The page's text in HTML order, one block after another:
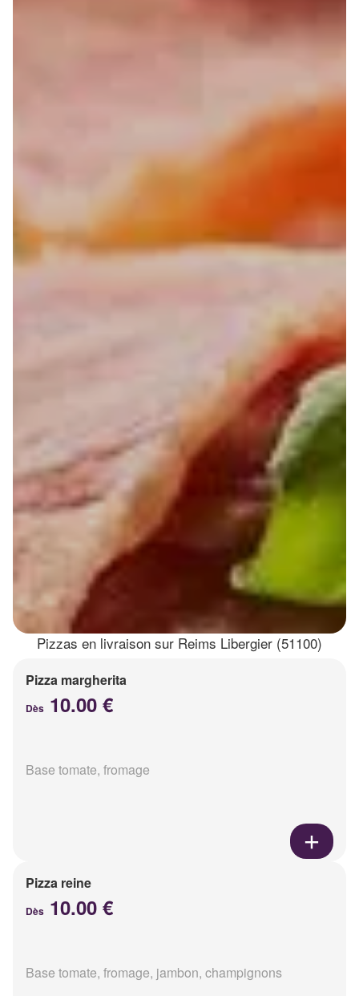
Pizzas en livraison sur Reims Libergier (51100)
Pizza margherita
Dès 10.00 €
Base tomate, fromage
Pizza reine
Dès 10.00 €
Base tomate, fromage, jambon, champignons